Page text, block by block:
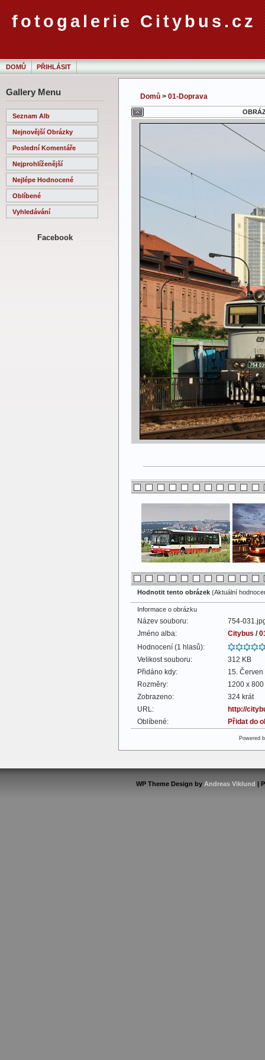
fotogalerie Citybus.cz
DOMŮ PŘIHLÁSIT
Gallery Menu
Seznam Alb
Nejnovější Obrázky
Poslední Komentáře
Nejprohlíženější
Nejlépe Hodnocené
Oblíbené
Vyhledávání
Facebook
Domů > 01-Doprava
Hodnotit tento obrázek (Aktuální
Informace o obrázku
Název souboru:
754-
Jméno alba:
Citybus /
Hodnocení (1 hlasů):
Velikost souboru:
312 KB
Přidáno kdy:
15.
Rozměry:
1200 x
Zobrazeno:
324 krát
URL:
http://
Oblíbené:
Přidat do
Powered
WP Theme Design by Andreas Viklund |